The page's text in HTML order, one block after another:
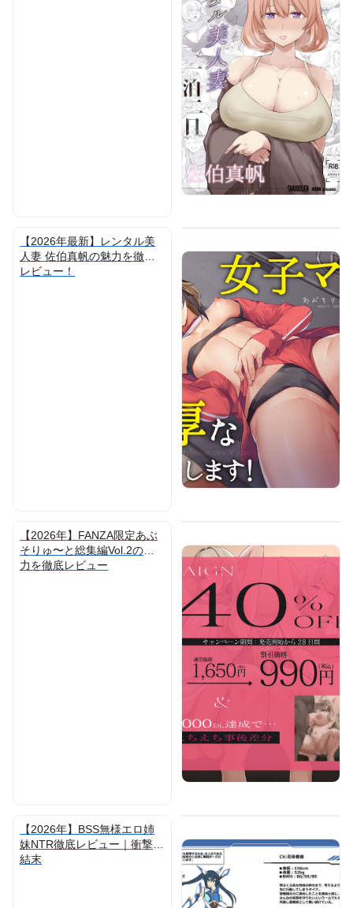
【2026年最新】レンタル美
人妻 佐伯真帆の魅力を徹底
レビュー！
【2026年】FANZA限定あぶ
そりゅ〜と総集編Vol.2の魅
力を徹底レビュー
【2026年】BSS無様エロ姉
妹NTR徹底レビュー｜衝撃の
結末